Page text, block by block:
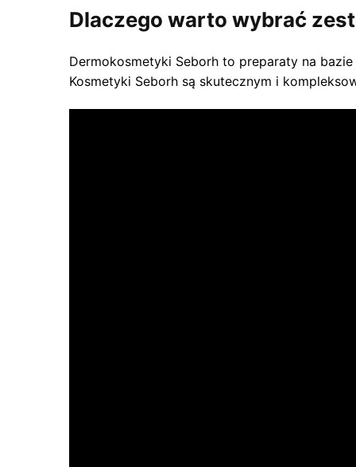
Dlaczego warto wybrać
Dermokosmetyki Seborh to preparaty na
Kosmetyki Seborh są skutecznym i